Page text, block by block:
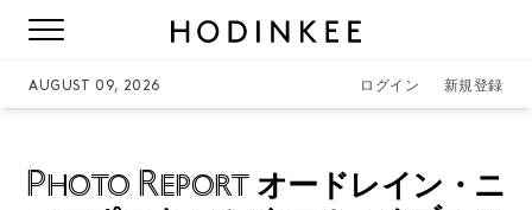
AUGUST 09, 2026 ログイン 新規登録
Photo Reportオードレイン・ニ